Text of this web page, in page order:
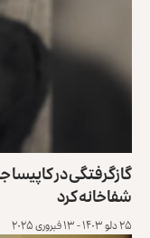
گازگرفتگی در
شفاخانه کرد
۲۵ دلو ۱۴۰۳ - ۱۳ فبروری ۲۰۲۵